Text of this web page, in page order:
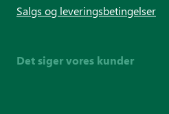
Salgs og leveringsbetingelser
Det siger vores kunder